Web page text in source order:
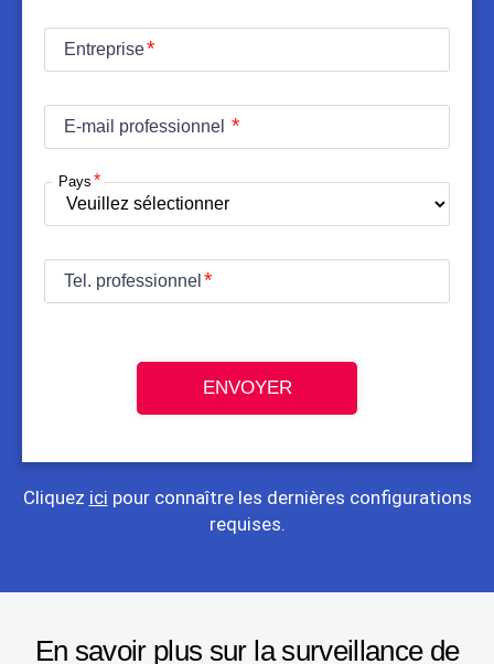
Entreprise
E-mail professionnel
Pays
Tel. professionnel
ENVOYER
Cliquez ici pour connaître les dernières configurations
requises.
En savoir plus sur la surveillance de